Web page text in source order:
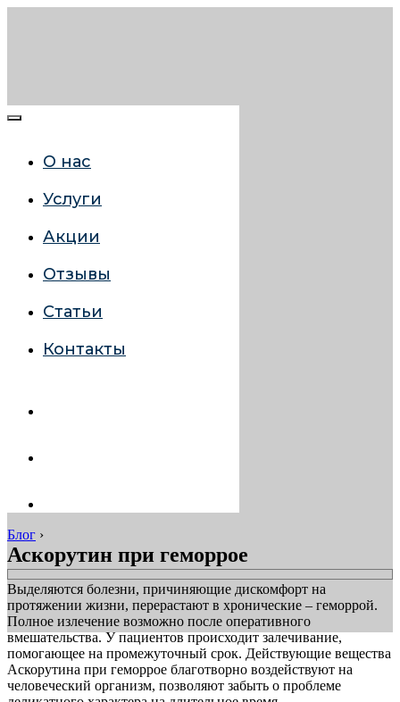
О нас
Услуги
Акции
Отзывы
Статьи
Контакты
Блог ›
Аскорутин при геморрое
Выделяются болезни, причиняющие дискомфорт на
протяжении жизни, перерастают в хронические – геморрой.
Полное излечение возможно после оперативного
вмешательства. У пациентов происходит залечивание,
помогающее на промежуточный срок. Действующие вещества
Аскорутина при геморрое благотворно воздействуют на
человеческий организм, позволяют забыть о проблеме